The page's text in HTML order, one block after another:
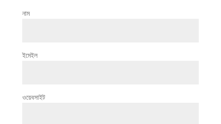
নাম
ইমেইল
ওয়েবসাইট